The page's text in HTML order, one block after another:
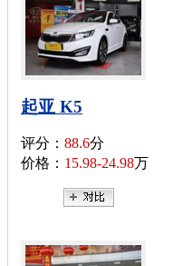
起亚 K5
评分： 88.6分
价格： 15.98-24.98万